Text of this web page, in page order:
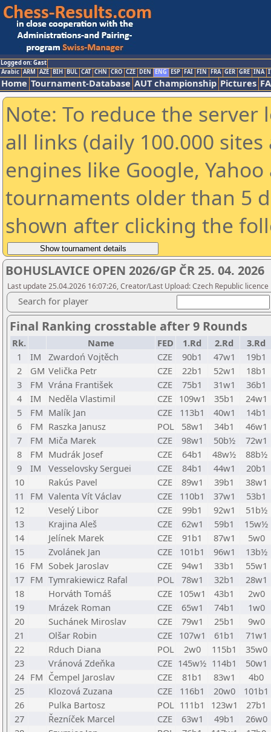
Logged on: Gast
Arabic ARM AZE BIH BUL CAT CHN CRO CZE DEN ENG ESP FAI FIN FRA GER GRE INA
Home Tournament-Database AUT championship Pictures
Note: To reduce the
all links (daily 100.000
engines like Google,
tournaments older than 5
shown after clicking the
BOHUSLAVICE OPEN 2026/GP ČR 25. 04. 2026
Last update 25.04.2026 16:07:26, Creator/Last Upload: Czech Republic licence
Search for player
Final Ranking crosstable after 9 Rounds
Rk. Name FED 1.Rd 2.Rd
3.Rd
1
IM Zwardoń Vojtěch CZE 90b1 47w1
19b1
2
GM Velička Petr CZE 22b1 52w1
18b1
3
FM Vrána František CZE 75b1 31w1
36b1
4
IM Neděla Vlastimil CZE 109w1 35b1
24w1
5
FM Malík Jan CZE 113b1 40w1
14b1
6
FM Raszka Janusz POL 58w1 34b1
46w1
7
FM Miča Marek CZE 98w1 50b½
72w1
8
FM Mudrák Josef CZE 64b1 48w½
88b½
9
IM Vesselovsky Serguei CZE 84b1 44w1
20b1
10
Rakús Pavel CZE 89w1 39b1
38w1
11
FM Valenta Vít Václav CZE 110b1 37w1
53b1
12
Veselý Libor CZE 99b1 92w1
51b½
13
Krajina Aleš CZE 62w1 59b1
15w½
14
Jelínek Marek CZE 91b1 87w1
5w0
15
Zvolánek Jan CZE 101b1 96w1
13b½
16 FM Sobek Jaroslav CZE 94w1 33b1
55w1
17 FM Tymrakiewicz Rafal POL 78w1 32b1
28w1
18
Horváth Tomáš CZE 105w1 43b1
2w0
19
Mrázek Roman CZE 65w1 74b1
1w0
20
Suchánek Miroslav CZE 79w1 25b1
9w0
21
Olšar Robin CZE 107w1 61b1
71w1
22
Rduch Diana POL 2w0 115b1
35w0
23
Vránová Zdeňka CZE 145w½ 114b1
50w1
24 FM Čempel Jaroslav CZE 81b1 83w1
4b0
25
Klozová Zuzana CZE 116b1 20w0
101b1
26
Pulka Bartosz POL 111b1 123w1
27b1
27
Řezníček Marcel CZE 63w1 49b1
26w0